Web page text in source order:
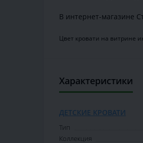
В интернет-магазине
Цвет кровати на витрине
Характеристики
ДЕТСКИЕ КРОВАТИ
Тип
Коллекция